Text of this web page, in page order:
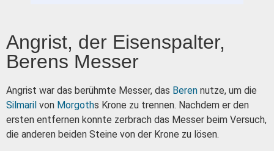
Angrist, der Eisenspalter,
Berens Messer
Angrist war das berühmte Messer, das Beren nutze, um die
Silmaril von Morgoths Krone zu trennen. Nachdem er den
ersten entfernen konnte zerbrach das Messer beim Versuch,
die anderen beiden Steine von der Krone zu lösen.